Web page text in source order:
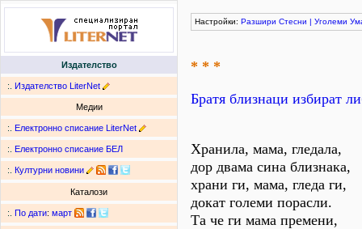
Издателство
:. Издателство LiterNet
Медии
:. Електронно списание LiterNet
:. Електронно списание БЕЛ
:. Културни новини
Каталози
:. По дати: март
Настройки: Разшири Стесни | Уголеми
* * *
Братя близнаци избират
Хранила, мама, гледала,
дор двама сина близнака,
храни ги, мама, гледа ги,
докат големи порасли.
Та че ги мама премени,